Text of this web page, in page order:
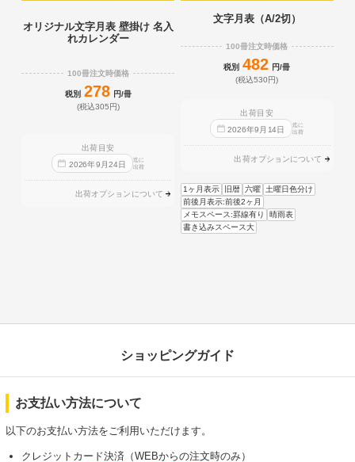
オリジナル文字月表 壁掛け 名入
れカレンダー
100冊注文時価格
税別 278 円/冊
(税込305円)
出荷目安
2026年9 月24日
迄に
出荷
出荷オプションについて
文字月表（A/2切）
100冊注文時価格
税別 482 円/冊
(税込530円)
出荷目安
2026年9 月 14日
迄に
出荷
出荷オプションについて
1ヶ月表示 旧暦 六曜
土曜日色分け
前後月表示:前後2ヶ月
メモスペース:罫線有り
晴雨表
書き込みスペース大
ショッピングガイド
お支払い方法について
以下のお支払い方法をご利用いただけます。
クレジットカード決済（WEBからの注文時のみ）